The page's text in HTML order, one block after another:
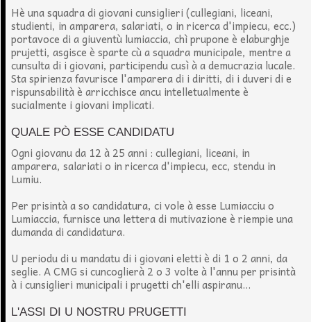
Hè una squadra di giovani cunsiglieri (cullegiani, liceani,
studienti, in amparera, salariati, o in ricerca d'impiecu, ecc.)
portavoce di a giuventù lumiaccia, chì prupone è elaburghje
prujetti, asgisce è sparte cù a squadra municipale, mentre a
cunsulta di i giovani, participendu cusì à a demucrazia lucale.
Sta spirienza favurisce l'amparera di i diritti, di i duveri di e
rispunsabilità è arricchisce ancu intelletualmente è
sucialmente i giovani implicati.
QUALE PÒ ESSE CANDIDATU
Ogni giovanu da 12 à 25 anni : cullegiani, liceani, in
amparera, salariati o in ricerca d'impiecu, ecc, stendu in
Lumiu.
Per prisintà a so candidatura, ci vole à esse Lumiacciu o
Lumiaccia, furnisce una lettera di mutivazione è riempie una
dumanda di candidatura.
U periodu di u mandatu di i giovani eletti è di 1 o 2 anni, da
seglie. A CMG si cuncoglierà 2 o 3 volte à l'annu per prisintà
à i cunsiglieri municipali i prugetti ch'elli aspiranu...
L'ASSI DI U NOSTRU PRUGETTI